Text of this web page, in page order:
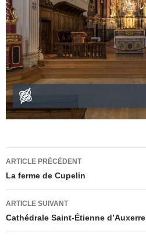
Navigation
des
articles
ARTICLE PRÉCÉDENT
La ferme de Cupelin
ARTICLE SUIVANT
Cathédrale Saint-Étienne d’Auxerre